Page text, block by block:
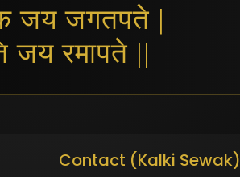
जय जगतपते |
जय रमापते ||
Contact (Kalki Sewak)